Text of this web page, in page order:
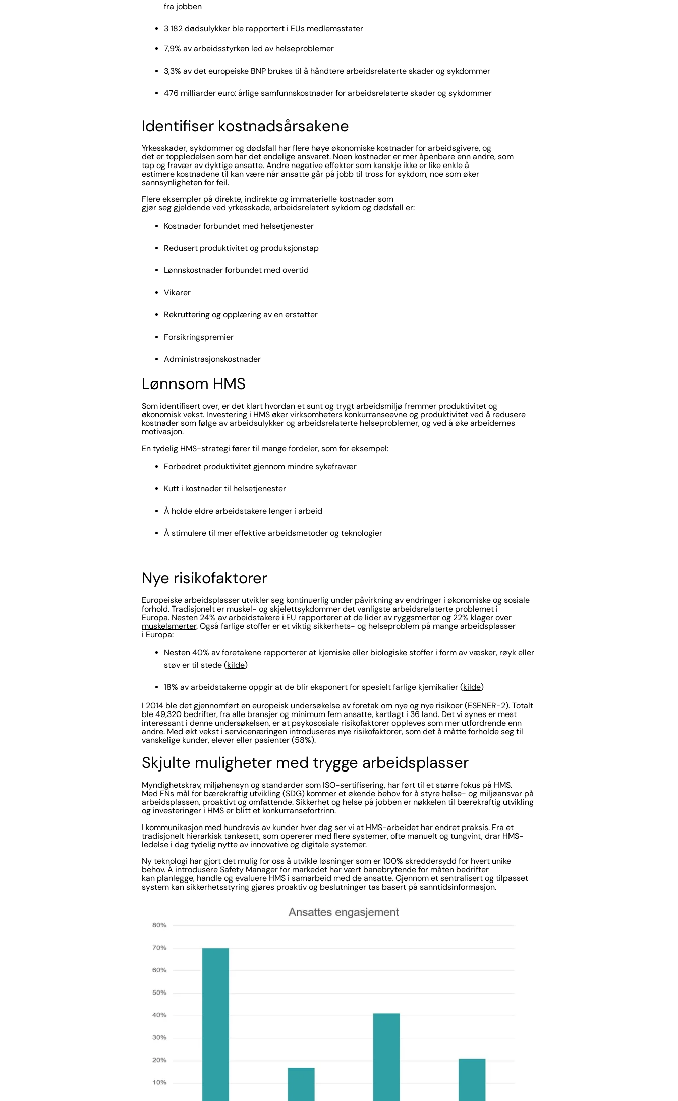
fra jobben
3 182 dødsulykker ble rapportert i EUs medlemsstater
7,9% av arbeidsstyrken led av helseproblemer
3,3% av det europeiske BNP brukes til å håndtere arbeidsrelaterte skader og sykdommer
476 milliarder euro: årlige samfunnskostnader for arbeidsrelaterte skader og sykdommer
Identifiser kostnadsårsakene
Yrkesskader, sykdommer og dødsfall har flere høye økonomiske kostnader for arbeidsgivere, og
det er toppledelsen som har det endelige ansvaret. Noen kostnader er mer åpenbare enn andre, som
tap og fravær av dyktige ansatte. Andre negative effekter som kanskje ikke er like enkle å
estimere kostnadene til kan være når ansatte går på jobb til tross for sykdom, noe som øker
sannsynligheten for feil.
Flere eksempler på direkte, indirekte og immaterielle kostnader som
gjør seg gjeldende ved yrkesskade, arbeidsrelatert sykdom og dødsfall er:
Kostnader forbundet med helsetjenester
Redusert produktivitet og produksjonstap
Lønnskostnader forbundet med overtid
Vikarer
Rekruttering og opplæring av en erstatter
Forsikringspremier
Administrasjonskostnader
Lønnsom HMS
Som identifisert over, er det klart hvordan et sunt og trygt arbeidsmiljø fremmer produktivitet og
økonomisk vekst. Investering i HMS øker virksomheters konkurranseevne og produktivitet ved å redusere
kostnader som følge av arbeidsulykker og arbeidsrelaterte helseproblemer, og ved å øke arbeidernes
motivasjon.
Entydelig HMS-strategifører til mange fordeler, som for eksempel:
Forbedret produktivitet gjennom mindre sykefravær
Kutt i kostnader til helsetjenester
Å holde eldre arbeidstakere lenger i arbeid
Å stimulere til mer effektive arbeidsmetoder og teknologier
Nye risikofaktorer
Europeiske arbeidsplasser utvikler seg kontinuerlig under påvirkning av endringer i økonomiske og sosiale
forhold. Tradisjonelt er muskel- og skjelettsykdommer det vanligste arbeidsrelaterte problemet i
Europa. Nesten 24% av arbeidstakere i EU rapporterer at de lider av ryggsmerter og 22% klager over
muskelsmerter. Også farlige stoffer er et viktig sikkerhets- og helseproblem på mange arbeidsplasser
i Europa:
Nesten 40% av foretakene rapporterer at kjemiske eller biologiske stoffer i form av væsker, røyk eller
støv er til stede (kilde)
18% av arbeidstakerne oppgir at de blir eksponert for spesielt farlige kjemikalier (kilde)
I 2014 ble det gjennomført eneuropeisk undersøkelse av foretak om nye og nye risikoer (ESENER-2). Totalt
ble 49,320 bedrifter, fra alle bransjer og minimum fem ansatte, kartlagt i 36 land. Det vi synes er mest
interessant i denne undersøkelsen, er at psykososiale risikofaktorer oppleves som mer utfordrende enn
andre. Med økt vekst i servicenæringen introduseres nye risikofaktorer, som det å måtte forholde seg til
vanskelige kunder, elever eller pasienter (58%).
Skjulte muligheter med trygge arbeidsplasser
Myndighetskrav, miljøhensyn og standarder som ISO-sertifisering, har ført til et større fokus på HMS.
Med FNs mål for bærekraftig utvikling (SDG) kommer et økende behov for å styre helse- og miljøansvar på
arbeidsplassen, proaktivt og omfattende. Sikkerhet og helse på jobben er nøkkelen til bærekraftig utvikling
og investeringer i HMS er blitt et konkurransefortrinn.
I kommunikasjon med hundrevis av kunder hver dag ser vi at HMS-arbeidet har endret praksis. Fra et
tradisjonelt hierarkisk tankesett, som opererer med flere systemer, ofte manuelt og tungvint, drar HMS-
ledelse i dag tydelig nytte av innovative og digitale systemer.
Ny teknologi har gjort det mulig for oss å utvikle løsninger som er 100% skreddersydd for hvert unike
behov. Å introdusere Safety Manager for markedet har vært banebrytende for måten bedrifter
kan planlegge, handle og evaluere HMS i samarbeid med de ansatte. Gjennom et sentralisert og tilpasset
system kan sikkerhetsstyring gjøres proaktiv og beslutninger tas basert på sanntidsinformasjon.